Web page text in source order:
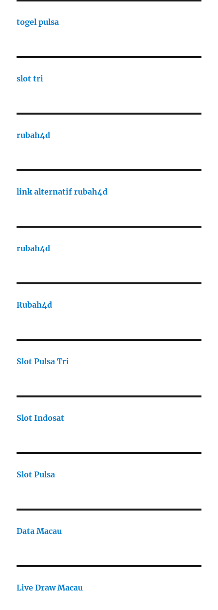
togel pulsa
slot tri
rubah4d
link alternatif rubah4d
rubah4d
Rubah4d
Slot Pulsa Tri
Slot Indosat
Slot Pulsa
Data Macau
Live Draw Macau